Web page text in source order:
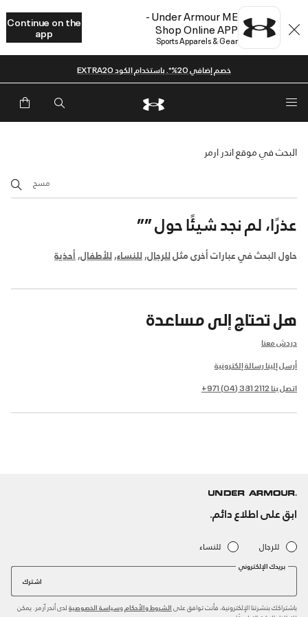
Under Armour ME -
Shop Online APP
Sports Apparels & Gear
Continue on the
app
خصم إضافي 20%*. باستخدام الكود EXTRA20
البحث في موقع اندر ارمر
مسح
عذرًا، لم نجد شيئًا حول””
حاول البحث في عبارات أخرى مثلللرجال, للنساء, للأطفال, أحذية
هل تحتاج إلى مساعدة
دردش معنا
أرسل إلينا رسالة إلكترونية
اتصل بنا 2112 381 (04) 971+
ابق على اطلاع دائم.
للرجال للنساء
بريدك الإلكتروني
اشترك
باشتراكك بنشرتنا الإلكترونية، فأنت توافق على الشروط والأحكام وسياسة الخصوصية لدى أندر آرمر. يمكن